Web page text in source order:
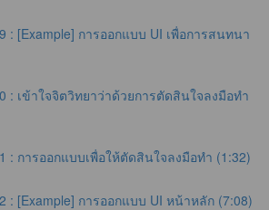
: [Example] การออกแบบ UI เพื่อการสนทนา
: เข้าใจจิตวิทยาว่าด้วยการตัดสินใจลงมือทำ
: การออกแบบเพื่อให้ตัดสินใจลงมือทำ (1:32)
: [Example] การออกแบบ UI หน้าหลัก (7:08)